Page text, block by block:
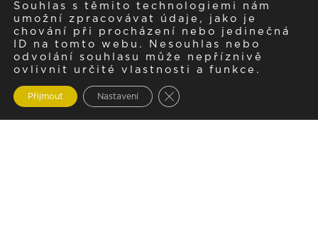
Souhlas s těmito technologiemi nám
umožní zpracovávat údaje, jako je
chování při procházení nebo jedinečná
ID na tomto webu. Nesouhlas nebo
odvolání souhlasu může nepříznivě
ovlivnit určité vlastnosti a funkce.
Přijmout Nastavení Zavřít cookie lištu GDPR